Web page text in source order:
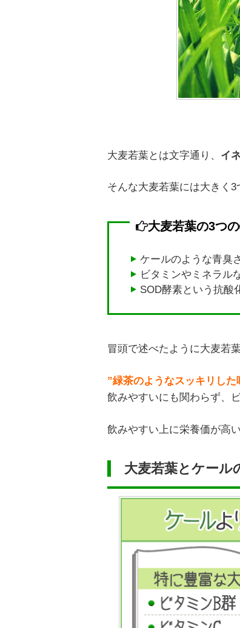
大麦若葉とは文字通り、 イ
そんな大麦若葉には大きく3
大麦若葉の3つ
ケールのような青臭
ビタミンやミネラル
SOD酵素という抗酸
冒頭で述べたように大麦若
”緑茶のようなスッキリした
飲みやすいにも関わらず、
飲みやすい上に栄養価が高い
大麦若葉とケール